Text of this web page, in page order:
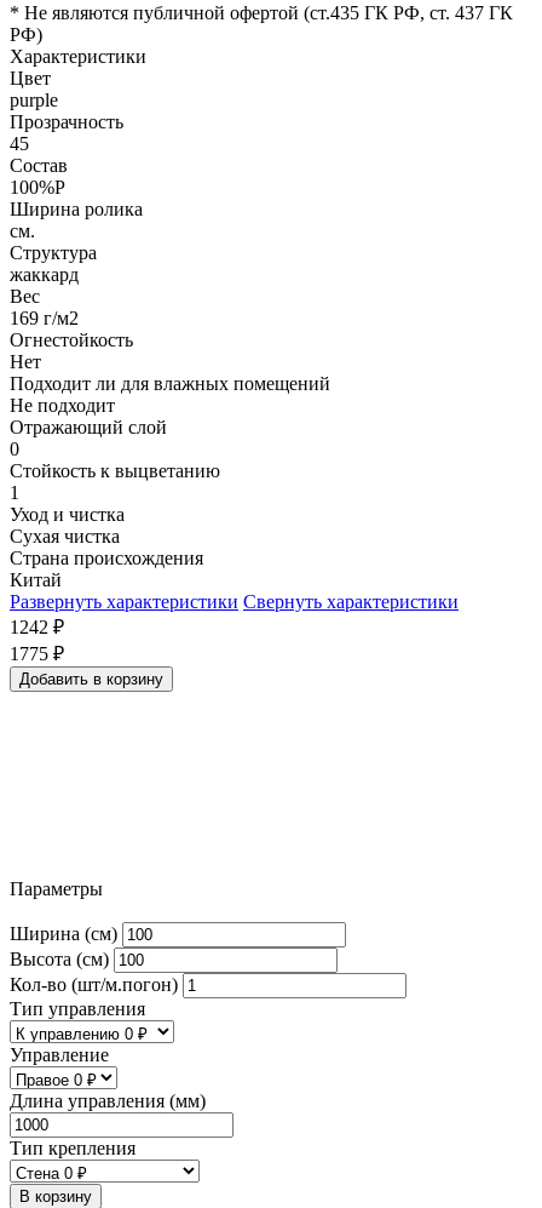
* Не являются публичной офертой (ст.435 ГК РФ, cт. 437 ГК
РФ)
Характеристики
Цвет
purple
Прозрачность
45
Состав
100%P
Ширина ролика
см.
Структура
жаккард
Вес
169 г/м2
Огнестойкость
Нет
Подходит ли для влажных помещений
Не подходит
Отражающий слой
0
Стойкость к выцветанию
1
Уход и чистка
Сухая чистка
Страна происхождения
Китай
Развернуть характеристики Свернуть характеристики
1242 ₽
1775 ₽
Добавить в корзину
Параметры
Ширина (см)
Высота (см)
Кол-во (шт/м.погон)
Тип управления
Управление
Длина управления (мм)
Тип крепления
В корзину